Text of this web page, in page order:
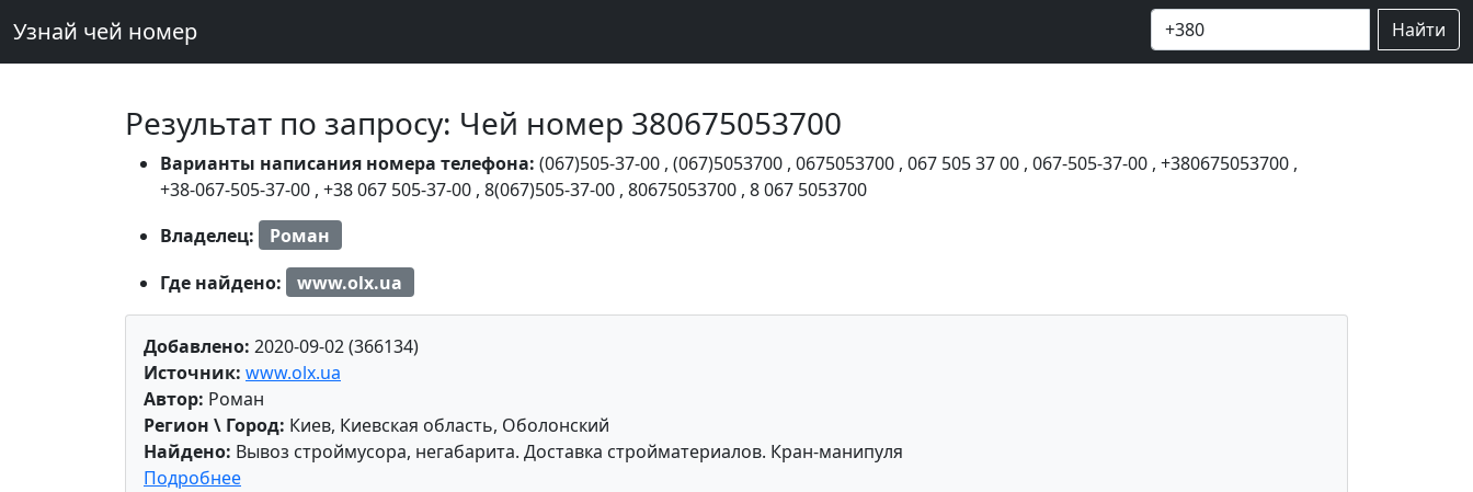
Узнай чей номер Найти
Результат по запросу: Чей номер 380675053700
Варианты написания номера телефона: (067)505-37-00 , (067)5053700 , 0675053700 , 067 505 37 00 , 067-505-37-00 , +380675053700 ,
+38-067-505-37-00 , +38 067 505-37-00 , 8(067)505-37-00 , 80675053700 , 8 067 5053700
Владелец:
Роман
Где найдено:
www.olx.ua
Добавлено: 2020-09-02 (366134)
Источник: www.olx.ua
Автор: Роман
Регион \ Город: Киев, Киевская область, Оболонский
Найдено: Вывоз строймусора, негабарита. Доставка стройматериалов. Кран-манипуля
Подробнее